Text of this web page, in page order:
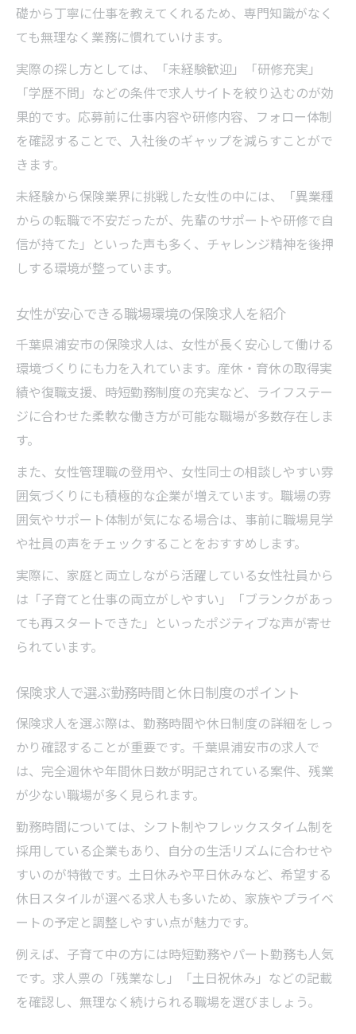
礎から丁寧に仕事を教えてくれるため、専門知識がなく
ても無理なく業務に慣れていけます。
実際の探し方としては、「未経験歓迎」「研修充実」
「学歴不問」などの条件で求人サイトを絞り込むのが効
果的です。応募前に仕事内容や研修内容、フォロー体制
を確認することで、入社後のギャップを減らすことがで
きます。
未経験から保険業界に挑戦した女性の中には、「異業種
からの転職で不安だったが、先輩のサポートや研修で自
信が持てた」といった声も多く、チャレンジ精神を後押
しする環境が整っています。
女性が安心できる職場環境の保険求人を紹介
千葉県浦安市の保険求人は、女性が長く安心して働ける
環境づくりにも力を入れています。産休・育休の取得実
績や復職支援、時短勤務制度の充実など、ライフステー
ジに合わせた柔軟な働き方が可能な職場が多数存在しま
す。
また、女性管理職の登用や、女性同士の相談しやすい雰
囲気づくりにも積極的な企業が増えています。職場の雰
囲気やサポート体制が気になる場合は、事前に職場見学
や社員の声をチェックすることをおすすめします。
実際に、家庭と両立しながら活躍している女性社員から
は「子育てと仕事の両立がしやすい」「ブランクがあっ
ても再スタートできた」といったポジティブな声が寄せ
られています。
保険求人で選ぶ勤務時間と休日制度のポイント
保険求人を選ぶ際は、勤務時間や休日制度の詳細をしっ
かり確認することが重要です。千葉県浦安市の求人で
は、完全週休や年間休日数が明記されている案件、残業
が少ない職場が多く見られます。
勤務時間については、シフト制やフレックスタイム制を
採用している企業もあり、自分の生活リズムに合わせや
すいのが特徴です。土日休みや平日休みなど、希望する
休日スタイルが選べる求人も多いため、家族やプライベ
ートの予定と調整しやすい点が魅力です。
例えば、子育て中の方には時短勤務やパート勤務も人気
です。求人票の「残業なし」「土日祝休み」などの記載
を確認し、無理なく続けられる職場を選びましょう。